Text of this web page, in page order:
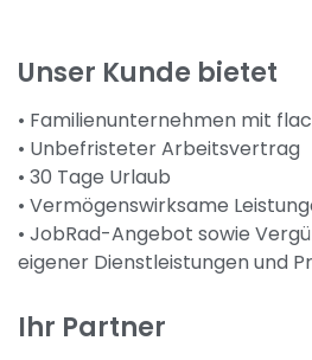
Unser Kunde bietet
• Familienunternehmen mit
• Unbefristeter Arbeitsvertrag
• 30 Tage Urlaub
• Vermögenswirksame
• JobRad-Angebot sowie
eigener Dienstleistungen und
Ihr Partner